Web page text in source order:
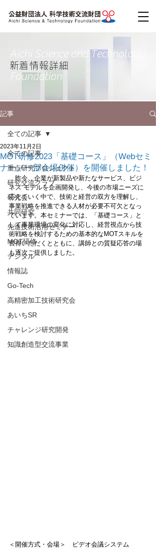
Aichi Science and Technology
Foundation
​新着情報詳細
記事
全ての記事
重点研究プロジェクト
研究交流クラブ
研究会
共同研究
先進技術活用セミナー
MOT研修
デジタル
情報誌
Go-Tech
高精密加工技術研究会
あいちSR
チャレンジ研究開発
知識創造型交流事業
全ての記事
MOT研修2023「基礎コース」（Webセミ
ナー／一部会場併催）を開催しました！
2023年11月2日
昨今、企業が新製品や新たなサービス、ビジ
ネス モデルを企画開発し、今後の市場ニーズに
応えていく中で、技術と経営の双方を理解し、
事業戦略を推進できる人材が必要不可欠となっ
ています。本セミナーでは、「基礎コース」と
して事業環境の変化に対応し、経営視点から技
術戦略を検討するための基本的なMOTスキルを
習得いただくとともに、講師との質疑応答の場
も逐次ご提供しました。
＜開催方式・会場＞　ビデオ会議システム